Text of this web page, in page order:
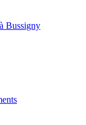
Bussigny